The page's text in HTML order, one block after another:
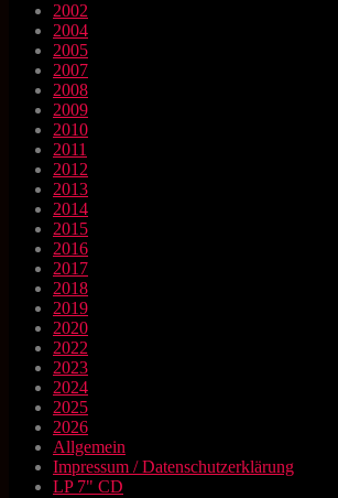
2002
2004
2005
2007
2008
2009
2010
2011
2012
2013
2014
2015
2016
2017
2018
2019
2020
2022
2023
2024
2025
2026
Allgemein
Impressum / Datenschutzerklärung
LP 7" CD